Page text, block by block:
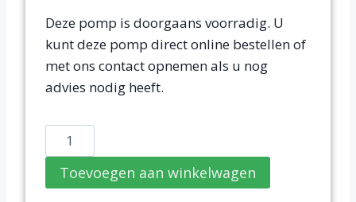
Deze pomp is doorgaans voorradig. U
kunt deze pomp direct online bestellen of
met ons contact opnemen als u nog
advies nodig heeft.
Zwembadpomp
P18
Desjoyaux
Toevoegen aan winkelwagen